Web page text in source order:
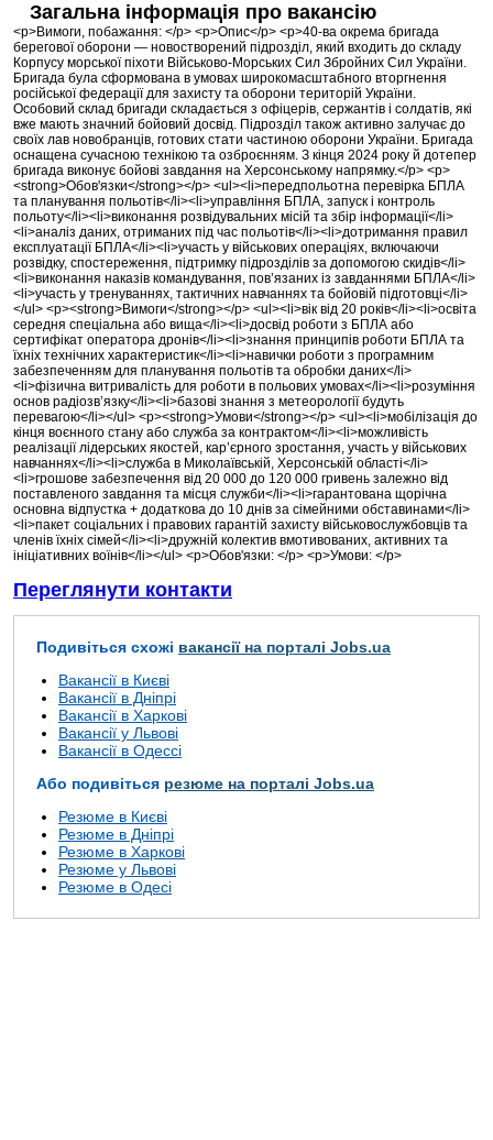
Загальна інформація про вакансію
<p>Вимоги, побажання: </p> <p>Опис</p> <p>40-ва окрема бригада
берегової оборони — новостворений підрозділ, який входить до складу
Корпусу морської піхоти Військово-Морських Сил Збройних Сил України.
Бригада була сформована в умовах широкомасштабного вторгнення
російської федерації для захисту та оборони територій України.
Особовий склад бригади складається з офіцерів, сержантів і солдатів, які
вже мають значний бойовий досвід. Підрозділ також активно залучає до
своїх лав новобранців, готових стати частиною оборони України. Бригада
оснащена сучасною технікою та озброєнням. З кінця 2024 року й дотепер
бригада виконує бойові завдання на Херсонському напрямку.</p> <p>
<strong>Обов'язки</strong></p> <ul><li>передпольотна перевірка БПЛА
та планування польотів</li><li>управління БПЛА, запуск і контроль
польоту</li><li>виконання розвідувальних місій та збір інформації</li>
<li>аналіз даних, отриманих під час польотів</li><li>дотримання правил
експлуатації БПЛА</li><li>участь у військових операціях, включаючи
розвідку, спостереження, підтримку підрозділів за допомогою скидів</li>
<li>виконання наказів командування, пов’язаних із завданнями БПЛА</li>
<li>участь у тренуваннях, тактичних навчаннях та бойовій підготовці</li>
</ul> <p><strong>Вимоги</strong></p> <ul><li>вік від 20 років</li><li>освіта
середня спеціальна або вища</li><li>досвід роботи з БПЛА або
сертифікат оператора дронів</li><li>знання принципів роботи БПЛА та
їхніх технічних характеристик</li><li>навички роботи з програмним
забезпеченням для планування польотів та обробки даних</li>
<li>фізична витривалість для роботи в польових умовах</li><li>розуміння
основ радіозв’язку</li><li>базові знання з метеорології будуть
перевагою</li></ul> <p><strong>Умови</strong></p> <ul><li>мобілізація до
кінця воєнного стану або служба за контрактом</li><li>можливість
реалізації лідерських якостей, кар’єрного зростання, участь у військових
навчаннях</li><li>служба в Миколаївській, Херсонській області</li>
<li>грошове забезпечення від 20 000 до 120 000 гривень залежно від
поставленого завдання та місця служби</li><li>гарантована щорічна
основна відпустка + додаткова до 10 днів за сімейними обставинами</li>
<li>пакет соціальних і правових гарантій захисту військовослужбовців та
членів їхніх сімей</li><li>дружній колектив вмотивованих, активних та
ініціативних воїнів</li></ul> <p>Обов'язки: </p> <p>Умови: </p>
Переглянути контакти
Подивіться схожі вакансії на порталі Jobs.ua
Вакансії в Києві
Вакансії в Дніпрі
Вакансії в Харкові
Вакансії у Львові
Вакансії в Одессі
Або подивіться резюме на порталі Jobs.ua
Резюме в Києві
Резюме в Дніпрі
Резюме в Харкові
Резюме у Львові
Резюме в Одесі